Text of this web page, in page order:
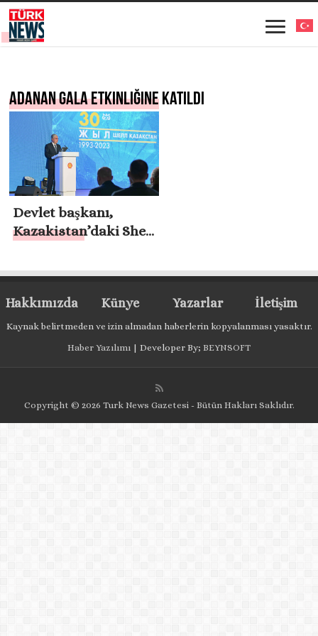
adanan gala etkinliğine katıldı
Devlet başkanı,
Kazakistan’daki Shell
yıldönümüne adanan
katıldı
Hakkımızda Künye Yazarlar İletişim
Kaynak belirtmeden ve izin almadan haberlerin kopyalanması yasaktır.
Haber Yazılımı | Developer By; BEYNSOFT
Copyright © 2026 Turk News Gazetesi - Bütün Hakları Saklıdır.